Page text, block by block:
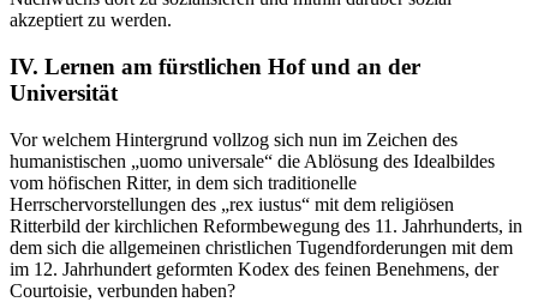
akzeptiert zu werden.
IV. Lernen am fürstlichen Hof und an der
Universität
Vor welchem Hintergrund vollzog sich nun im Zeichen des
humanistischen „uomo universale“ die Ablösung des Idealbildes
vom höfischen Ritter, in dem sich traditionelle
Herrschervorstellungen des „rex iustus“ mit dem religiösen
Ritterbild der kirchlichen Reformbewegung des 11. Jahrhunderts, in
dem sich die allgemeinen christlichen Tugendforderungen mit dem
im 12. Jahrhundert geformten Kodex des feinen Benehmens, der
Courtoisie, verbunden haben?